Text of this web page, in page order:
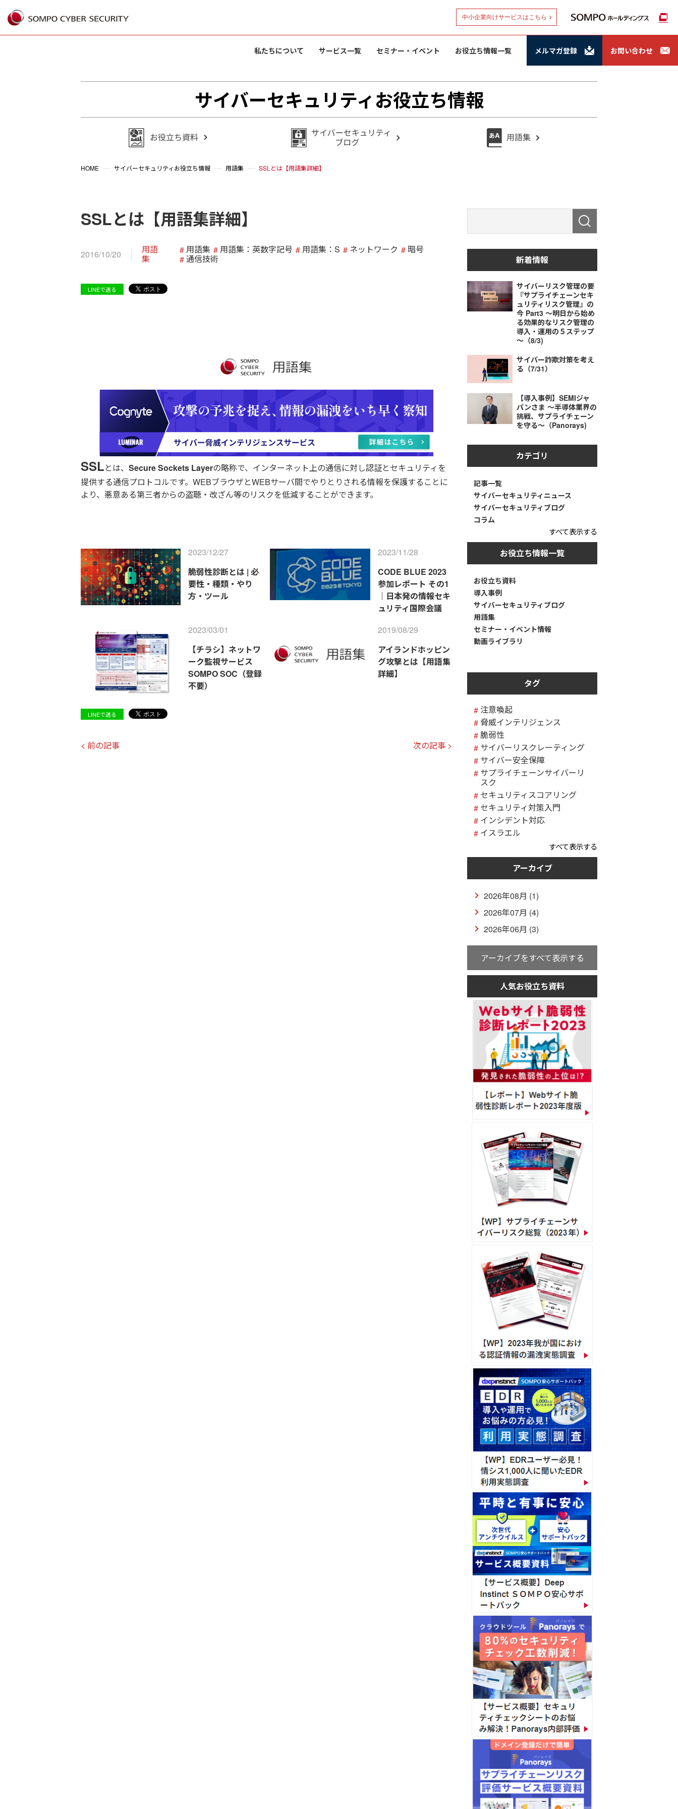
中小企業向けサービスはこちら
私たちについて サービス一覧 セミナー・イベント お役立ち情報一覧 メルマガ登録 お問い合わせ
サイバーセキュリティお役立ち情報
HOME サイバーセキュリティお役立ち情報 用語集 SSLとは【用語集詳細】
SSLとは【用語集詳細】
2016/10/20
用語
集
用語集 用語集：英数字記号 用語集：S ネットワーク
暗号
通信技術
LINEで送る
SSLとは、 Secure Sockets Layerの略称で、インターネット上の通信に対し認証とセキュリティを
提供する通信プロトコルです。WEBブラウザとWEBサーバ間でやりとりされる情報を保護することに
より、悪意ある第三者からの盗聴・改ざん等のリスクを低減することができます。
2023/12/27
脆弱性診断とは | 必
要性・種類・やり
方・ツール
2023/11/28
CODE BLUE 2023
参加レポート その1
｜日本発の情報セキ
ュリティ国際会議
2023/03/01
【チラシ】ネットワ
ーク監視サービス
SOMPO SOC（登録
不要）
2019/08/29
アイランドホッピン
グ攻撃とは【用語集
詳細】
LINEで送る
< 前の記事 次の記事 >
新着情報
サイバーリスク管理の要
『サプライチェーンセキ
ュリティリスク管理』の
今 Part3 ～明日から始め
る効果的なリスク管理の
導入・運用の５ステップ
～（8/3)
サイバー詐欺対策を考え
る（7/31）
【導入事例】SEMIジャ
パンさま ～半導体業界の
挑戦、サプライチェーン
を守る～（Panorays)
カテゴリ
記事一覧
サイバーセキュリティニュース
サイバーセキュリティブログ
コラム
すべて表示する
お役立ち情報一覧
お役立ち資料
導入事例
サイバーセキュリティブログ
用語集
セミナー・イベント情報
動画ライブラリ
タグ
注意喚起
脅威インテリジェンス
脆弱性
サイバーリスクレーティング
サイバー安全保障
サプライチェーンサイバーリ
スク
セキュリティスコアリング
セキュリティ対策入門
インシデント対応
イスラエル
すべて表示する
アーカイブ
2026年08月 (1)
2026年07月 (4)
2026年06月 (3)
アーカイブをすべて表示する
人気お役立ち資料